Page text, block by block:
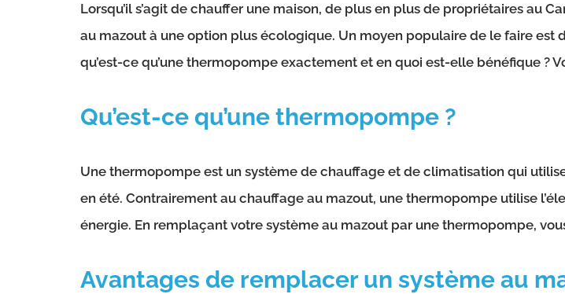
Lorsqu’il s’agit de chauffer une maison, de plus en plus de propriétaires au
au mazout à une option plus écologique. Un moyen populaire de le faire
qu’est-ce qu’une thermopompe exactement et en quoi est-elle bénéfique ?
Qu’est-ce qu’une thermopompe ?
Une thermopompe est un système de chauffage et de climatisation qui
en été. Contrairement au chauffage au mazout, une thermopompe utilise
énergie. En remplaçant votre système au mazout par une thermopompe,
Avantages de remplacer un système au